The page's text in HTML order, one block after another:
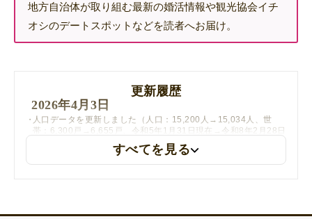
地方自治体が取り組む最新の婚活情報や観光協会イチ
オシのデートスポットなどを読者へお届け。
更新履歴
2026年4月3日
人口データを更新しました（人口：15,200人→15,034人、世
帯：6,300戸→6,655戸、令和5年1月31日現在→令和8年2月28日
すべてを見る